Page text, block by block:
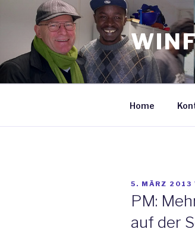
springen
Home
AM
5. MÄRZ 2013
PM:
auf der